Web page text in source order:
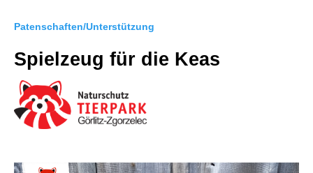
Patenschaften/Unterstützung
Spielzeug für die Keas